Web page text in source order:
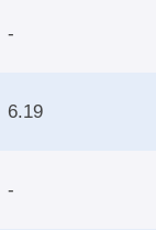
-
6.19
-